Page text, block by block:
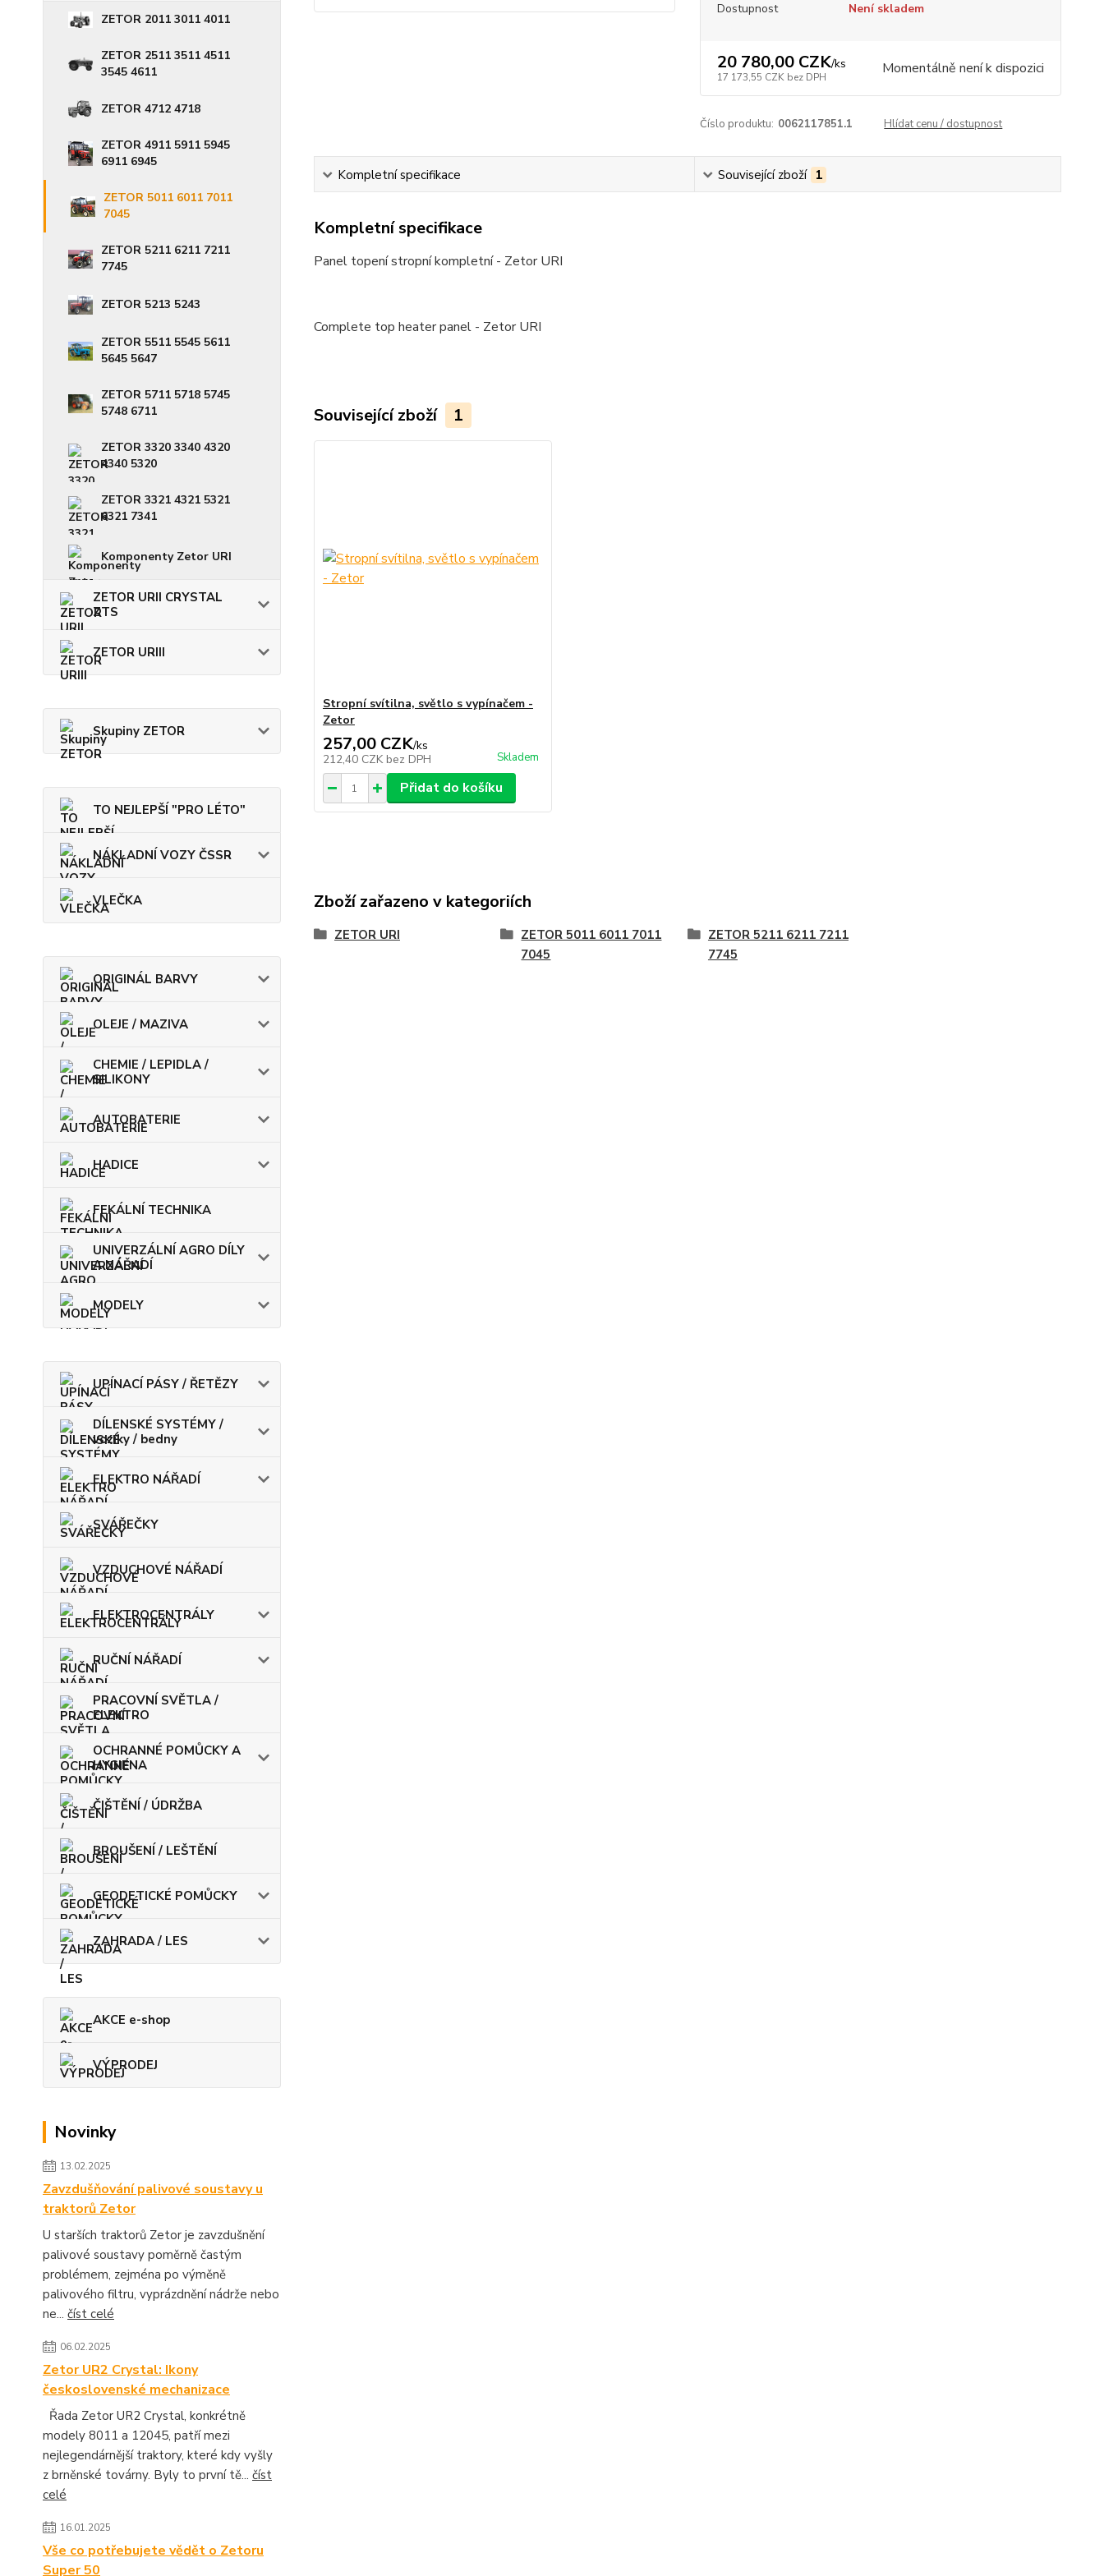
ZETOR 2011 3011 4011
ZETOR 2511 3511 4511
3545 4611
ZETOR 4712 4718
ZETOR 4911 5911 5945
6911 6945
ZETOR 5011 6011 7011
7045
ZETOR 5211 6211 7211
7745
ZETOR 5213 5243
ZETOR 5511 5545 5611
5645 5647
ZETOR 5711 5718 5745
5748 6711
ZETOR 3320 3340 4320
4340 5320
ZETOR 3321 4321 5321
6321 7341
Komponenty Zetor URI
ZETOR URII CRYSTAL
ZTS
ZETOR URIII
Skupiny ZETOR
TO NEJLEPŠÍ "PRO LÉTO"
NÁKLADNÍ VOZY ČSSR
VLEČKA
ORIGINÁL BARVY
OLEJE / MAZIVA
CHEMIE / LEPIDLA /
SILIKONY
AUTOBATERIE
HADICE
FEKÁLNÍ TECHNIKA
UNIVERZÁLNÍ AGRO DÍLY
A NÁŘADÍ
MODELY
UPÍNACÍ PÁSY / ŘETĚZY
DÍLENSKÉ SYSTÉMY /
vozíky / bedny
ELEKTRO NÁŘADÍ
SVÁŘEČKY
VZDUCHOVÉ NÁŘADÍ
ELEKTROCENTRÁLY
RUČNÍ NÁŘADÍ
PRACOVNÍ SVĚTLA /
ELEKTRO
OCHRANNÉ POMŮCKY A
HYGIENA
ČIŠTĚNÍ / ÚDRŽBA
BROUŠENÍ / LEŠTĚNÍ
GEODETICKÉ POMŮCKY
ZAHRADA / LES
AKCE e-shop
VÝPRODEJ
Novinky
13.02.2025
Zavzdušňování palivové soustavy u
traktorů Zetor
U starších traktorů Zetor je zavzdušnění
palivové soustavy poměrně častým
problémem, zejména po výměně
palivového filtru, vyprázdnění nádrže nebo
ne... číst celé
06.02.2025
Zetor UR2 Crystal: Ikony
československé mechanizace
Řada Zetor UR2 Crystal, konkrétně
modely 8011 a 12045, patří mezi
nejlegendárnější traktory, které kdy vyšly
z brněnské továrny. Byly to první tě... číst
celé
16.01.2025
Vše co potřebujete vědět o Zetoru
Super 50
Dostupnost Není skladem
20 780,00 CZK/ks
17 173,55 CZK bez DPH Momentálně není k dispozici
Číslo produktu: 0062117851.1 Hlídat cenu / dostupnost
Kompletní specifikace Související zboží 1
Kompletní specifikace
Panel topení stropní kompletní - Zetor URI
Complete top heater panel - Zetor URI
Související zboží 1
Stropní svítilna, světlo s vypínačem -
Zetor
257,00 CZK/ks
212,40 CZK bez DPH Skladem
Přidat do košíku
Zboží zařazeno v kategoriích
ZETOR URI
ZETOR 5011 6011 7011
7045
ZETOR 5211 6211 7211
7745